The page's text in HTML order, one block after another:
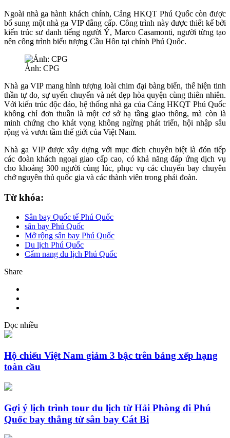
Ngoài nhà ga hành khách chính, Cảng HKQT Phú Quốc còn được
bổ sung một nhà ga VIP đẳng cấp. Công trình này được thiết kế bởi
kiến trúc sư danh tiếng người Ý, Marco Casamonti, người từng tạo
nên công trình biểu tượng Cầu Hôn tại chính Phú Quốc.
Ảnh: CPG
Nhà ga VIP mang hình tượng loài chim đại bàng biển, thể hiện tinh
thần tự do, sự uyển chuyển và nét đẹp hòa quyện cùng thiên nhiên.
Với kiến trúc độc đáo, hệ thống nhà ga của Cảng HKQT Phú Quốc
không chỉ đơn thuần là một cơ sở hạ tầng giao thông, mà còn là
minh chứng cho khát vọng không ngừng phát triển, hội nhập sâu
rộng và vươn tầm thế giới của Việt Nam.
Nhà ga VIP được xây dựng với mục đích chuyên biệt là đón tiếp
các đoàn khách ngoại giao cấp cao, có khả năng đáp ứng dịch vụ
cho khoảng 300 người cùng lúc, phục vụ các chuyến bay chuyên
chở nguyên thủ quốc gia và các thành viên trong phái đoàn.
Từ khóa:
Sân bay Quốc tế Phú Quốc
sân bay Phú Quốc
Mở rộng sân bay Phú Quốc
Du lịch Phú Quốc
Cẩm nang du lịch Phú Quốc
Share
Đọc nhiều
Hộ chiếu Việt Nam giảm 3 bậc trên bảng xếp hạng
toàn cầu
Gợi ý lịch trình tour du lịch từ Hải Phòng đi Phú
Quốc bay thẳng từ sân bay Cát Bi